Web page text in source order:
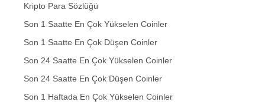
Kripto Para Sözlüğü
Son 1 Saatte En Çok Yükselen Coinler
Son 1 Saatte En Çok Düşen Coinler
Son 24 Saatte En Çok Yükselen Coinler
Son 24 Saatte En Çok Düşen Coinler
Son 1 Haftada En Çok Yükselen Coinler